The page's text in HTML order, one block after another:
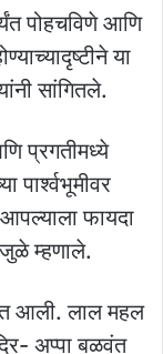
पोहचविणे आणि
या
सांगितले.
प्रगतीमध्ये
पार्श्वभूमीवर
फायदा
म्हणाले.
आली. लाल महल
अप्पा बळवंत